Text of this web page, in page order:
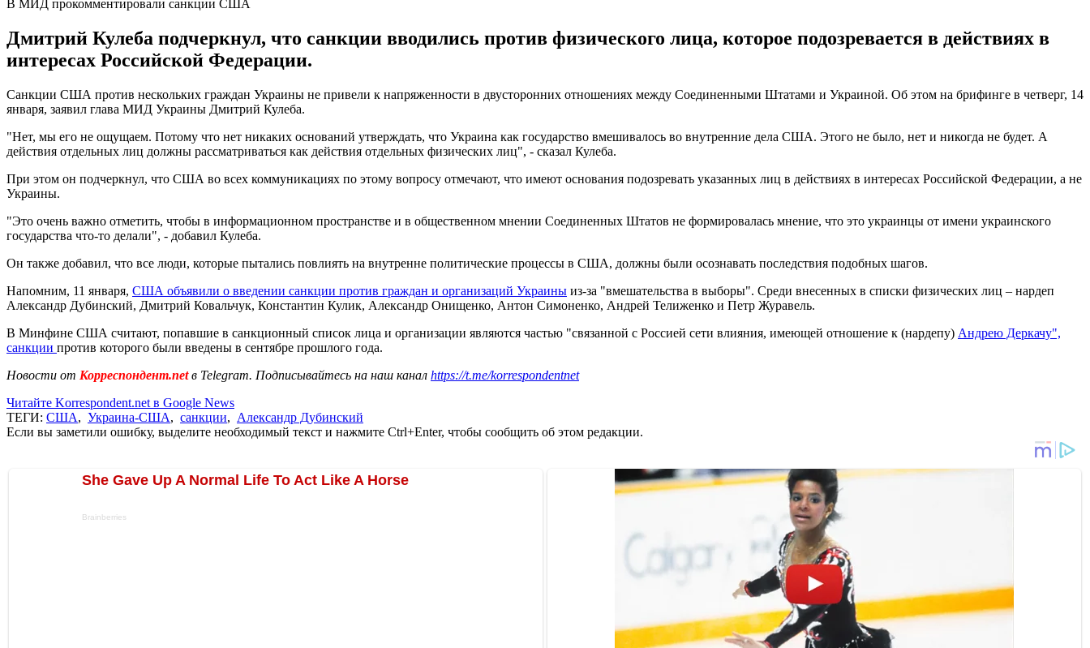
В МИД прокомментировали санкции США
Дмитрий Кулеба подчеркнул, что санкции вводились против физического лица, которое подозревается в действиях в
интересах Российской Федерации.
Санкции США против нескольких граждан Украины не привели к напряженности в двусторонних отношениях между Соединенными Штатами и Украиной. Об этом на брифинге в четверг, 14
января, заявил глава МИД Украины Дмитрий Кулеба.
"Нет, мы его не ощущаем. Потому что нет никаких оснований утверждать, что Украина как государство вмешивалось во внутренние дела США. Этого не было, нет и никогда не будет. А
действия отдельных лиц должны рассматриваться как действия отдельных физических лиц", - сказал Кулеба.
При этом он подчеркнул, что США во всех коммуникациях по этому вопросу отмечают, что имеют основания подозревать указанных лиц в действиях в интересах Российской Федерации, а не
Украины.
"Это очень важно отметить, чтобы в информационном пространстве и в общественном мнении Соединенных Штатов не формировалась мнение, что это украинцы от имени украинского
государства что-то делали", - добавил Кулеба.
Он также добавил, что все люди, которые пытались повлиять на внутренне политические процессы в США, должны были осознавать последствия подобных шагов.
Напомним, 11 января, США объявили о введении санкции против граждан и организаций Украины из-за "вмешательства в выборы". Среди внесенных в списки физических лиц – нардеп
Александр Дубинский, Дмитрий Ковальчук, Константин Кулик, Александр Онищенко, Антон Симоненко, Андрей Телиженко и Петр Журавель.
В Минфине США считают, попавшие в санкционный список лица и организации являются частью "связанной с Россией сети влияния, имеющей отношение к (нардепу) Андрею Деркачу",
санкции против которого были введены в сентябре прошлого года.
Новости от Корреспондент.netв Telegram. Подписывайтесь на наш канал https://t.me/korrespondentnet
Читайте Korrespondent.net в Google News
ТЕГИ: США, Украина-США, санкции, Александр Дубинский
Если вы заметили ошибку, выделите необходимый текст и нажмите Ctrl+Enter, чтобы сообщить об этом редакции.